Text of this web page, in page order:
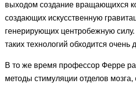
выходом создание вращающихся
создающих искусственную
генерирующих центробежную
таких технологий обходится очень
В то же время профессор Ферре
методы стимуляции отделов